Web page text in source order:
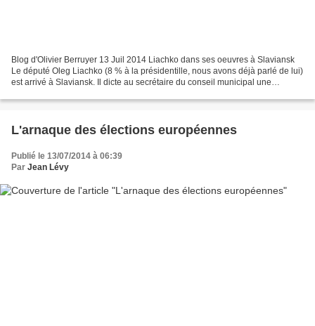
Blog d'Olivier Berruyer 13 Juil 2014 Liachko dans ses oeuvres à Slaviansk
Le député Oleg Liachko (8 % à la présidentille, nous avons déjà parlé de lui)
est arrivé à Slaviansk. Il dicte au secrétaire du conseil municipal une
L'arnaque des élections européennes
Publié le 13/07/2014 à 06:39
Par Jean Lévy